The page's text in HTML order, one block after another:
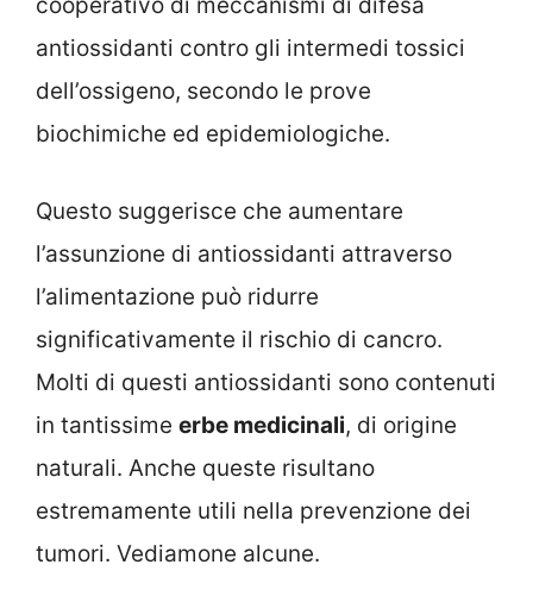
antiossidanti contro gli intermedi tossici
dell’ossigeno, secondo le prove
biochimiche ed epidemiologiche.
Questo suggerisce che aumentare
l’assunzione di antiossidanti attraverso
l’alimentazione può ridurre
significativamente il rischio di cancro.
Molti di questi antiossidanti sono contenuti
in tantissime erbe medicinali, di origine
naturali. Anche queste risultano
estremamente utili nella prevenzione dei
tumori. Vediamone alcune.